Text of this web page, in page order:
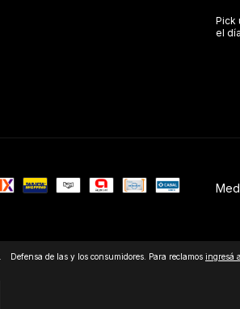
Pick
el día
Defensa de las y los consumidores. Para reclamos ingresá